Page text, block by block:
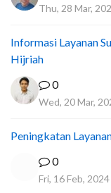
Thu, 28 Mar,
Informasi Layanan
Hijriah
0
Wed, 20 Mar,
Peningkatan
0
Fri, 16 Feb,